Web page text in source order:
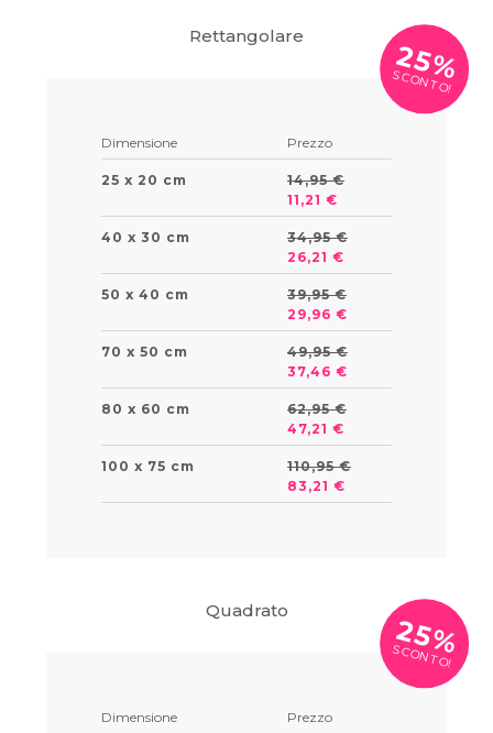
Rettangolare
25%
SCONTO!
Dimensione Prezzo
25 x 20 cm
14,95 €
11,21 €
40 x 30 cm
34,95 €
26,21 €
50 x 40 cm
39,95 €
29,96 €
70 x 50 cm
49,95 €
37,46 €
80 x 60 cm
62,95 €
47,21 €
100 x 75 cm
110,95 €
83,21 €
Quadrato
25%
SCONTO!
Dimensione Prezzo